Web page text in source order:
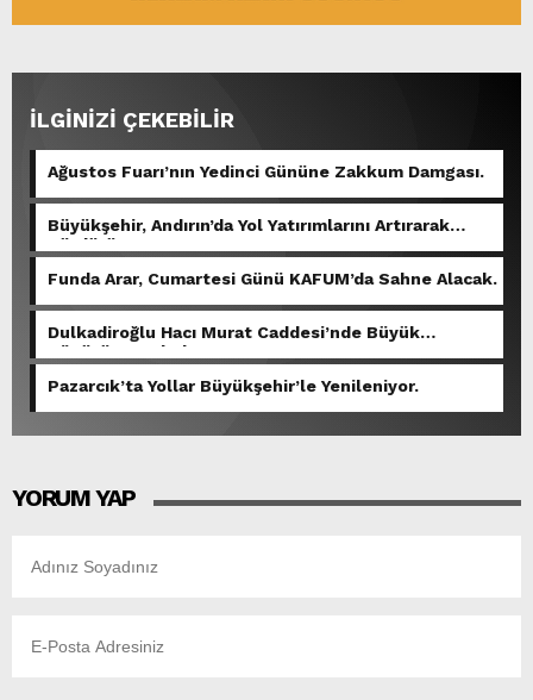
İLGİNİZİ ÇEKEBİLİR
Ağustos Fuarı’nın Yedinci Gününe Zakkum Damgası.
Büyükşehir, Andırın’da Yol Yatırımlarını Artırarak
Sürdürüyor.
Funda Arar, Cumartesi Günü KAFUM’da Sahne Alacak.
Dulkadiroğlu Hacı Murat Caddesi’nde Büyük
Dönüşüm Başladı.
Pazarcık’ta Yollar Büyükşehir’le Yenileniyor.
YORUM YAP